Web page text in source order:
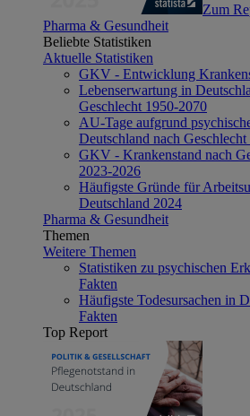
Zum
Pharma & Gesundheit
Beliebte Statistiken
Aktuelle Statistiken
GKV - Entwicklung
Lebenserwartung in
Geschlecht 1950-2070
AU-Tage aufgrund
Deutschland nach
GKV - Krankenstand nach
2023-2026
Häufigste Gründe für
Deutschland 2024
Pharma & Gesundheit
Themen
Weitere Themen
Statistiken zu psychischen
Fakten
Häufigste Todesursachen in
Fakten
Top Report